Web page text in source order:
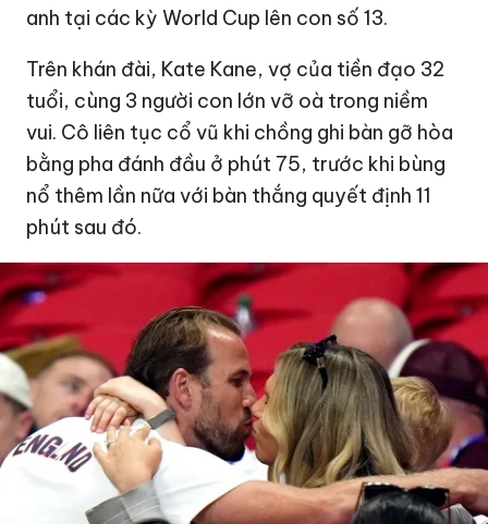
anh tại các kỳ World Cup lên con số 13.
Trên khán đài, Kate Kane, vợ của tiền đạo 32
tuổi, cùng 3 người con lớn vỡ oà trong niềm
vui. Cô liên tục cổ vũ khi chồng ghi bàn gỡ hòa
bằng pha đánh đầu ở phút 75, trước khi bùng
nổ thêm lần nữa với bàn thắng quyết định 11
phút sau đó.